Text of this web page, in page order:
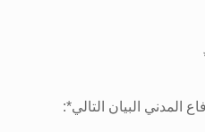
المدني البيان التالي:*